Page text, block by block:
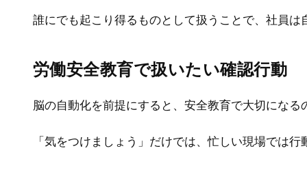
誰にでも起こり得るものとして扱うことで、社員
労働安全教育で扱いたい確認行動
脳の自動化を前提にすると、安全教育で大切にな
「気をつけましょう」だけでは、忙しい現場では